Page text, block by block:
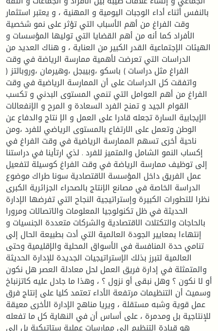
بالنفس أثناء أداء الوجبات اليومية و المهنية ، و يعتبر استثمار
وقت الفراغ من أهم الأسباب التي تؤثر على نمو شخصية
الأفراد كما أنه من أهم القضايا التي توليها المؤسسات و
الهيئات الإجتماعية القدر الكبير من العناية ، و هناك العديد من
الدراسات التي تعرضت لأهمية ممارسة الرياضة في وقت
الفراغ مثل دراسات ) باسكو ،وبيبجل ،وهيرمان ،وروبالتز (
واتفقت كل الدراسات على أن الممارسة الرياضية في وقت
الفراغ من أهم العوامل التي تنمي المستوى البدني و تكسب
القوام الجيد و تمنح الفرد السعادة و المرح و الإنفعالات
الإيجابية السارة تجعله قادرا على العمل و الإ نتاج والدفاع عن
الوطن وتعمل على الارتفاع بالمستوى الرياضي للفرد ،ومن
ناحية أخرى تسهم الممارسة الرياضية في وقت الفراغ في
إكساب النمو الشامل والمتميز للفرد . لذي ارتأينا في دراستنا
إلى توظيف ممارسة الرياضة في وقت الفراغ كوسيلة لتفعيل
عمل الفريق داخل المؤسسة الاقتصادية سونا طراك موضوع
الدراسة الخاصة في مصانع الإنتاج بالصحراء الجزائرية الكبرى
نظرا للتطورات الكبيرة وإستراتيجية النجاح التي تفرضها الإدارة
الحديثة في ظل تكنولوجيا المعلومات والاتصالات ومرورا
بالحاجات والتكتلات الاقتصادية والشركات متعددة الجنسيات و
إنتهاءا بمعايير الجودة العالمية التي أدت بطبيعة الحال إلى
تنامي حدة المنافسة في الأسواق المحلية والإقليمية وحتى
العالمية لتبرز بذلك الإستراتيجيات الجديدة للإدارة الحديثة
والمتمثلة في إدارة فريق العمل لحل معادلة العصر هل نكون
أو لا نكون ؟ وهل نبقى أو نزول ؟ ، وهذا ما جادل عليه كاتزنباخ
وسميث أن التنظيمات مرتفعة الأداء تعتمد كليا على إنتاج فرق
عمل قوية وشبه مستقلة ، ويريا مناهج الإدارة الأخرى معيقة
للإنتاجية بل ومدمرة ، على أساس أن في النهاية كل ما تفعله
هو قيادة التنظيم إلى ممارسات عملية ستاتيكية بل إلى